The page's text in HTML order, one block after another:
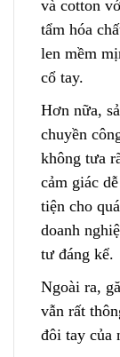
và cotton
tẩm hóa
len mềm
cổ tay.
Hơn nữa,
chuyền
không tưa
cảm giác
tiện cho
doanh
tư đáng kể.
Ngoài ra,
vẫn rất
đôi tay của